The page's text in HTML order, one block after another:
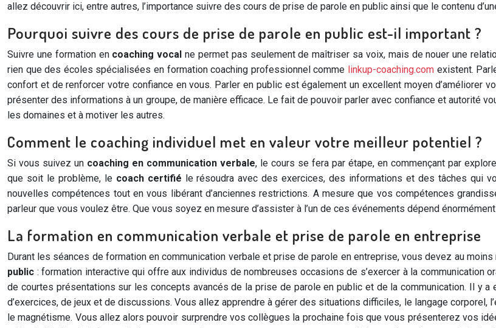
allez découvrir ici, entre autres, l’importance suivre des cours de prise de parole en public ainsi que le contenu
Pourquoi suivre des cours de prise de parole en public est-il important ?
Suivre une formation en coaching vocal ne permet pas seulement de maîtriser sa voix, mais de nouer une
rien que des écoles spécialisées en formation coaching professionnel comme linkup-coaching.com existent.
confort et de renforcer votre confiance en vous. Parler en public est également un excellent moyen d’améliorer
présenter des informations à un groupe, de manière efficace. Le fait de pouvoir parler avec confiance et autorité
les domaines et à motiver les autres.
Comment le coaching individuel met en valeur votre meilleur potentiel ?
Si vous suivez un coaching en communication verbale, le cours se fera par étape, en commençant par
que soit le problème, le coach certifié le résoudra avec des exercices, des informations et des tâches qui
nouvelles compétences tout en vous libérant d’anciennes restrictions. A mesure que vos compétences
parleur que vous voulez être. Que vous soyez en mesure d’assister à l’un de ces événements dépend
La formation en communication verbale et prise de parole en entreprise
Durant les séances de formation en communication verbale et prise de parole en entreprise, vous devez au
public : formation interactive qui offre aux individus de nombreuses occasions de s’exercer à la communication
de courtes présentations sur les concepts avancés de la prise de parole en public et de la communication. Il y a
d’exercices, de jeux et de discussions. Vous allez apprendre à gérer des situations difficiles, le langage
le magnétisme. Vous allez alors pouvoir surprendre vos collègues la prochaine fois que vous présenterez vos